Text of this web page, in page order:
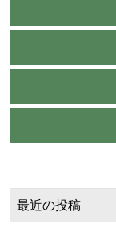
最近の投稿